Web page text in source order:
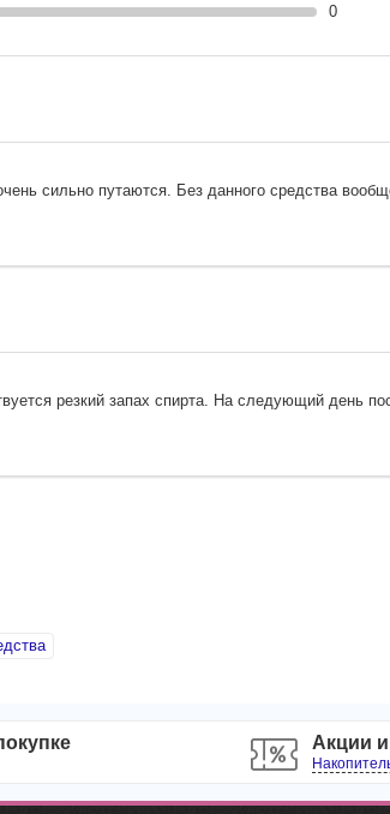
0
сильно путаются. Без данного средства
резкий запах спирта. На следующий день
Акции